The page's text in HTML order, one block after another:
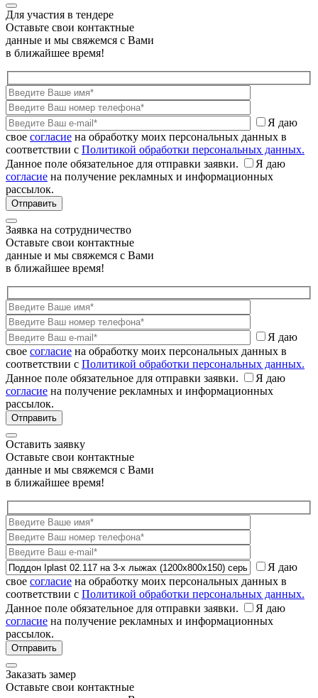
Для участия в тендере
Оставьте свои контактные
данные и мы свяжемся с Вами
в ближайшее время!
Я даю
свое согласие на обработку моих персональных данных в
соответствии с Политикой обработки персональных данных.
Данное поле обязательное для отправки заявки.
Я даю
согласие на получение рекламных и информационных
рассылок.
Заявка на сотрудничество
Оставьте свои контактные
данные и мы свяжемся с Вами
в ближайшее время!
Я даю
свое согласие на обработку моих персональных данных в
соответствии с Политикой обработки персональных данных.
Данное поле обязательное для отправки заявки.
Я даю
согласие на получение рекламных и информационных
рассылок.
Оставить заявку
Оставьте свои контактные
данные и мы свяжемся с Вами
в ближайшее время!
Я даю
свое согласие на обработку моих персональных данных в
соответствии с Политикой обработки персональных данных.
Данное поле обязательное для отправки заявки.
Я даю
согласие на получение рекламных и информационных
рассылок.
Заказать замер
Оставьте свои контактные